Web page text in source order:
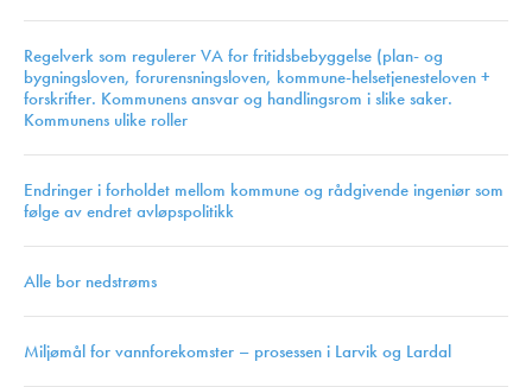
Regelverk som regulerer VA for fritidsbebyggelse (plan- og
bygningsloven, forurensningsloven, kommune-helsetjenesteloven +
forskrifter. Kommunens ansvar og handlingsrom i slike saker.
Kommunens ulike roller
Endringer i forholdet mellom kommune og rådgivende ingeniør som
følge av endret avløpspolitikk
Alle bor nedstrøms
Miljømål for vannforekomster – prosessen i Larvik og Lardal